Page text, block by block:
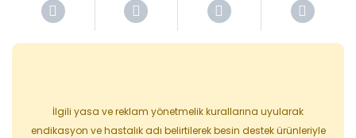
İlgili yasa ve reklam yönetmelik kurallarına uyularak
endikasyon ve hastalık adı belirtilerek besin destek ürünleriyle